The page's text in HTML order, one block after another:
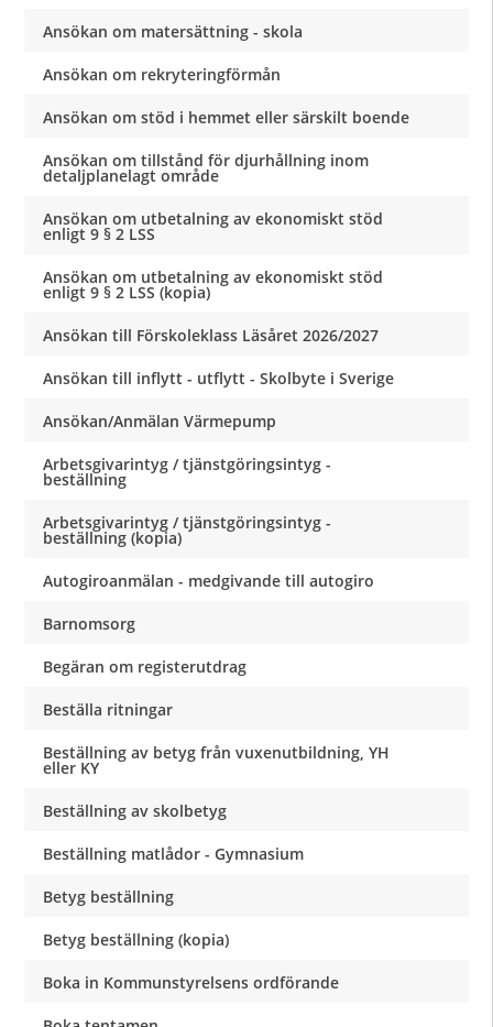
Ansökan om matersättning - skola
Ansökan om rekryteringförmån
Ansökan om stöd i hemmet eller särskilt boende
Ansökan om tillstånd för djurhållning inom
detaljplanelagt område
Ansökan om utbetalning av ekonomiskt stöd
enligt 9 § 2 LSS
Ansökan om utbetalning av ekonomiskt stöd
enligt 9 § 2 LSS (kopia)
Ansökan till Förskoleklass Läsåret 2026/2027
Ansökan till inflytt - utflytt - Skolbyte i Sverige
Ansökan/Anmälan Värmepump
Arbetsgivarintyg / tjänstgöringsintyg -
beställning
Arbetsgivarintyg / tjänstgöringsintyg -
beställning (kopia)
Autogiroanmälan - medgivande till autogiro
Barnomsorg
Begäran om registerutdrag
Beställa ritningar
Beställning av betyg från vuxenutbildning, YH
eller KY
Beställning av skolbetyg
Beställning matlådor - Gymnasium
Betyg beställning
Betyg beställning (kopia)
Boka in Kommunstyrelsens ordförande